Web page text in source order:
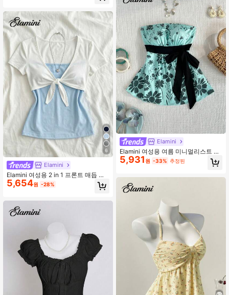
6
Elamini
Elamini 여성용 2 in 1 프론트 매듭 반
팔 캐주얼 티셔츠
5,654원 -28%
Elamini
Elamini 여성용 여름 미니멀리스트 휴
가용 그린 리본 장식 캐주얼 밴도 탑
5,931 원 -33% 추정된